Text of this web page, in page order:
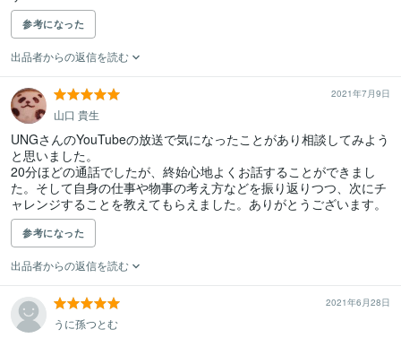
参考になった
出品者からの返信を読む
2021年7月9日
山口 貴生
UNGさんのYouTubeの放送で気になったことがあり相談してみよう
と思いました。
20分ほどの通話でしたが、終始心地よくお話することができまし
た。そして自身の仕事や物事の考え方などを振り返りつつ、次にチ
参考になった
出品者からの返信を読む
2021年6月28日
うに孫つとむ